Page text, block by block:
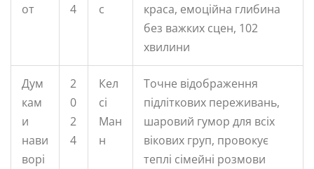
от
4
с
краса, емоційна глибина
без важких сцен, 102
хвилини
Дум
кам
и
нави
ворі
2
0
2
4
Кел
сі
Ман
н
Точне відображення
підліткових переживань,
шаровий гумор для всіх
вікових груп, провокує
теплі сімейні розмови